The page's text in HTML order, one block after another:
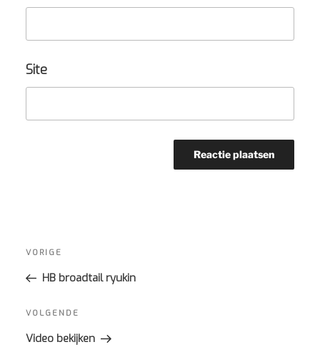
Site
navigatie
Vorig
bericht
VORIGE
HB broadtail ryukin
Volgend
bericht
VOLGENDE
Video bekijken